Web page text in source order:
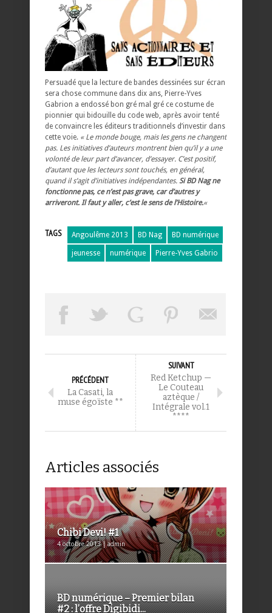
Persuadé que la lecture de bandes dessinées sur écran
sera chose commune dans dix ans, Pierre-Yves
Gabrion a endossé bon gré mal gré ce costume de
pionnier qui bidouille du code web, après avoir tenté
de convaincre les éditeurs traditionnels d’investir dans
cette voie. « Le monde bouge, mais les gens ne changent
pas. Les initiatives d’auteurs montrent bien qu’il y a une
volonté de leur part d’avancer, d’essayer. C’est positif,
d’autant que les lecteurs sont touchés, en général,
quand il s’agit d’initiatives indépendantes. Si BD Nag ne
fonctionne pas, ce n’est pas grave, car d’autres y
arriveront. Il faut y aller, c’est le sens de l’Histoire.«
TAGS Angoulême 2013 BD Nag BD numérique
jeunesse numérique Pierre-Yves Gabrio
PRÉCÉDENT
La Casati, la
muse égoïste **
SUIVANT
Red Ketchup —
Le Couteau
aztèque /
Intégrale vol.1
****
Articles associés
Chibi Devi! #1
4 octobre 2013 | admin
BD numérique – Premier bilan
#2 : l’offre Digibidi...